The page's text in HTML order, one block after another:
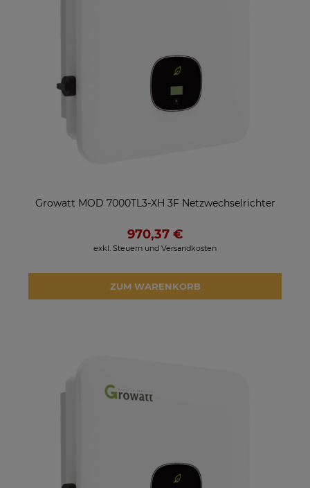
Growatt MOD 7000TL3-XH 3F Netzwechselrichter
970,37 €
exkl. Steuern und Versandkosten
ZUM WARENKORB